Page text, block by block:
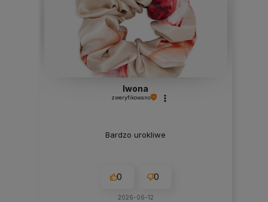
Iwona
zweryfikowano
Bardzo urokliwe
0 0
2026-06-12